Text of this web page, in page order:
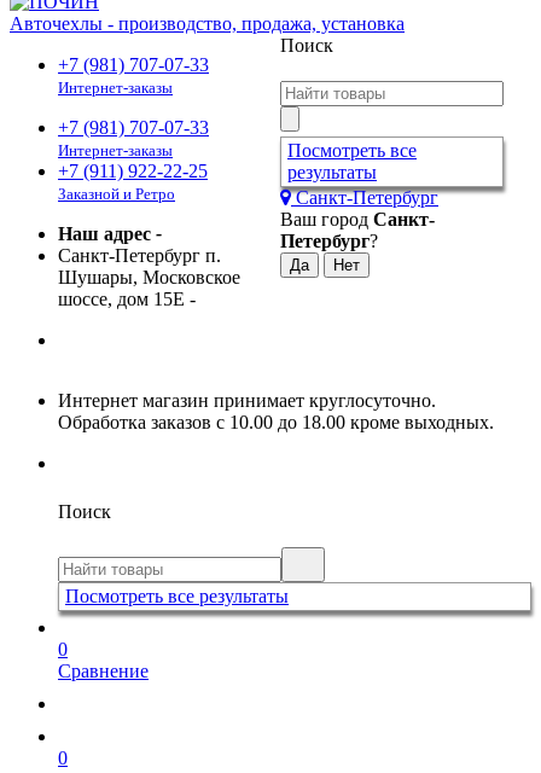
Авточехлы - производство, продажа, установка
+7 (981) 707-07-33
Интернет-заказы
+7 (981) 707-07-33
Интернет-заказы
+7 (911) 922-22-25
Заказной и Ретро
Наш адрес -
Санкт-Петербург п.
Шушары, Московское
шоссе, дом 15Е -
Поиск
Посмотреть все
результаты
Санкт-Петербург
Ваш город Санкт-
Петербург?
Интернет магазин принимает круглосуточно.
Обработка заказов с 10.00 до 18.00 кроме выходных.
Поиск
Посмотреть все результаты
0
Сравнение
0